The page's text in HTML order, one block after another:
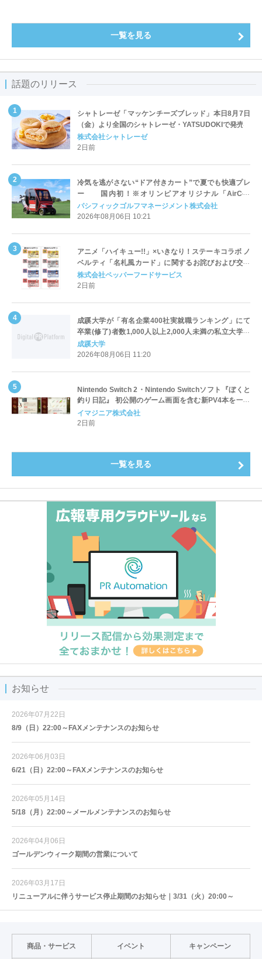
一覧を見る
話題のリリース
シャトレーゼ「マッケンチーズブレッド」本日8月7日
（金）より全国のシャトレーゼ・YATSUDOKIで発売
株式会社シャトレーゼ
2日前
冷気を逃がさない“ドア付きカート”で夏でも快適プレ
ー 国内初！※オリンピアオリジナル「AirCon
Cart（エアコンカート）」導入 | ＰＧＭ
パシフィックゴルフマネージメント株式会社
2026年08月06日 10:21
アニメ「ハイキュー!!」×いきなり！ステーキコラボ ノ
ベルティ「名札風カード」に関するお詫びおよび交換
対応についてのご案内
株式会社ペッパーフードサービス
2日前
成蹊大学が「有名企業400社実就職ランキング」にて
卒業(修了)者数1,000人以上2,000人未満の私立大学で
全国第1位を獲得！～実就職率は26.5%（前年比＋
4.3pt）に伸長、東京の私立大学でも10位にランクイン
成蹊大学
2026年08月06日 11:20
Nintendo Switch 2・Nintendo Switchソフト『ぼくと
釣り日記』 初公開のゲーム画面を含む新PV4本を一挙
公開！
イマジニア株式会社
2日前
一覧を見る
お知らせ
2026年07月22日
8/9（日）22:00～FAXメンテナンスのお知らせ
2026年06月03日
6/21（日）22:00～FAXメンテナンスのお知らせ
2026年05月14日
5/18（月）22:00～メールメンテナンスのお知らせ
2026年04月06日
ゴールデンウィーク期間の営業について
2026年03月17日
リニューアルに伴うサービス停止期間のお知らせ｜3/31（火）20:00～
商品・サービス イベント キャンペーン